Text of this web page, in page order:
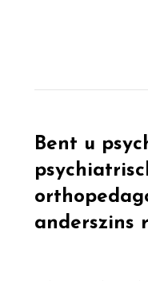
Bent u
anderszins